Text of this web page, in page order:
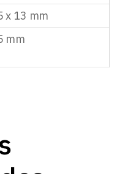
x 13 mm
mm